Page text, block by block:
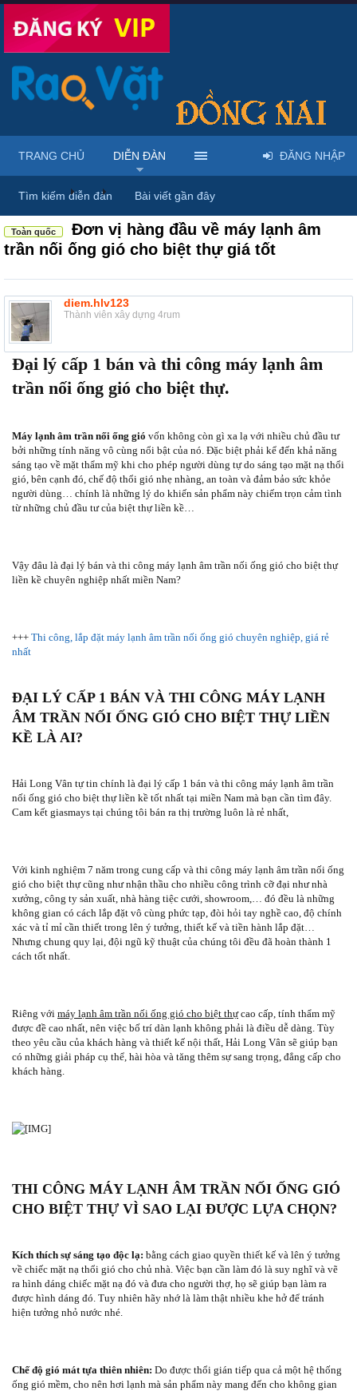
Diễn đàn ... Mua bán & sửa điện tử, điện lạnh
Toàn quốc
Đơn vị hàng đầu về máy lạnh âm
trần nối ống gió cho biệt thự giá tốt
diem.hlv123
Thành viên xây dựng 4rum
Đại lý cấp 1 bán và thi công máy lạnh âm
trần nối ống gió cho biệt thự.
Máy lạnh âm trần nối ống gió vốn không còn gì xa lạ với nhiều chủ đầu tư
bởi những tính năng vô cùng nổi bật của nó. Đặc biệt phải kể đến khả năng
sáng tạo về mặt thẩm mỹ khi cho phép người dùng tự do sáng tạo mặt nạ thổi
gió, bên cạnh đó, chế độ thổi gió nhẹ nhàng, an toàn và đảm bảo sức khỏe
người dùng… chính là những lý do khiến sản phẩm này chiếm trọn cảm tình
từ những chủ đầu tư của biệt thự liền kề…
Vậy đâu là đại lý bán và thi công máy lạnh âm trần nối ống gió cho biệt thự
liền kề chuyên nghiệp nhất miền Nam?
+++ Thi công, lắp đặt máy lạnh âm trần nối ống gió chuyên nghiệp, giá rẻ
nhất
ĐẠI LÝ CẤP 1 BÁN VÀ THI CÔNG MÁY LẠNH
ÂM TRẦN NỐI ỐNG GIÓ CHO BIỆT THỰ LIỀN
KỀ LÀ AI?
Hải Long Vân tự tin chính là đại lý cấp 1 bán và thi công máy lạnh âm trần
nối ống gió cho biệt thự liền kề tốt nhất tại miền Nam mà bạn cần tìm đây.
Cam kết giasmays tại chúng tôi bán ra thị trường luôn là rẻ nhất,
Với kinh nghiệm 7 năm trong cung cấp và thi công máy lạnh âm trần nối ống
gió cho biệt thự cũng như nhận thầu cho nhiều công trình cỡ đại như nhà
xưởng, công ty sản xuất, nhà hàng tiệc cưới, showroom,… đó đều là những
không gian có cách lắp đặt vô cùng phức tạp, đòi hỏi tay nghề cao, độ chính
xác và tỉ mỉ cần thiết trong lên ý tưởng, thiết kế và tiền hành lắp đặt…
Nhưng chung quy lại, đội ngũ kỹ thuật của chúng tôi đều đã hoàn thành 1
cách tốt nhất.
Riêng với máy lạnh âm trần nối ống gió cho biệt thựcao cấp, tính thẩm mỹ
được đề cao nhất, nên việc bố trí dàn lạnh không phải là điều dễ dàng. Tùy
theo yêu cầu của khách hàng và thiết kế nội thất, Hải Long Vân sẽ giúp bạn
có những giải pháp cụ thể, hài hòa và tăng thêm sự sang trọng, đẳng cấp cho
khách hàng.
THI CÔNG MÁY LẠNH ÂM TRẦN NỐI ỐNG GIÓ
CHO BIỆT THỰ VÌ SAO LẠI ĐƯỢC LỰA CHỌN?
Kích thích sự sáng tạo độc lạ: bằng cách giao quyền thiết kế và lên ý tưởng
về chiếc mặt nạ thổi gió cho chủ nhà. Việc bạn cần làm đó là suy nghĩ và vẽ
ra hình dáng chiếc mặt nạ đó và đưa cho người thợ, họ sẽ giúp bạn làm ra
được hình dáng đó. Tuy nhiên hãy nhớ là làm thật nhiều khe hở để tránh
hiện tưởng nhỏ nước nhé.
Chế độ gió mát tựa thiên nhiên: Do được thổi gián tiếp qua cả một hệ thống
ống gió mềm, cho nên hơi lạnh mà sản phẩm này mang đến cho không gian
TRANG CHỦ DIỄN ĐÀN
Tìm kiếm diễn đàn Bài viết gần đây
ĐĂNG NHẬP